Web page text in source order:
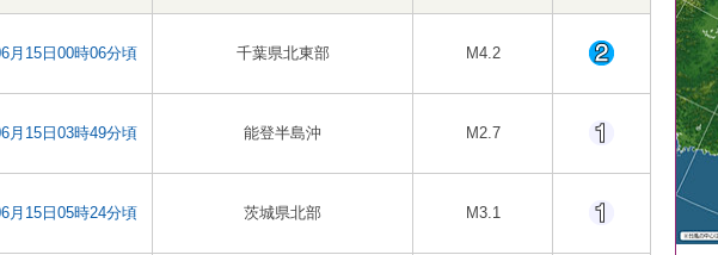
月15日00時06分頃 千葉県北東部 M4.2
月15日03時49分頃 能登半島沖 M2.7
月15日05時24分頃 茨城県北部 M3.1